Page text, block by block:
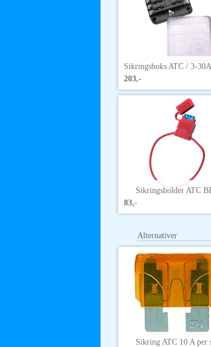
203,-
Sikringsholder ATC
83,-
Alternativer
Sikring ATC 10 A per